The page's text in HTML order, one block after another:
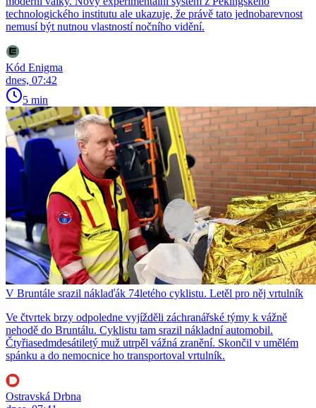
technologického institutu ale ukazuje, že právě tato jednobarevnost
nemusí být nutnou vlastností nočního vidění.
Kód Enigma
dnes, 07:42
5 min
V Bruntále srazil náklaďák 74letého cyklistu. Letěl pro něj vrtulník
Ve čtvrtek brzy odpoledne vyjížděli záchranářské týmy k vážně
nehodě do Bruntálu. Cyklistu tam srazil nákladní automobil.
Čtyřiasedmdesátiletý muž utrpěl vážná zranění. Skončil v umělém
spánku a do nemocnice ho transportoval vrtulník.
Ostravská Drbna